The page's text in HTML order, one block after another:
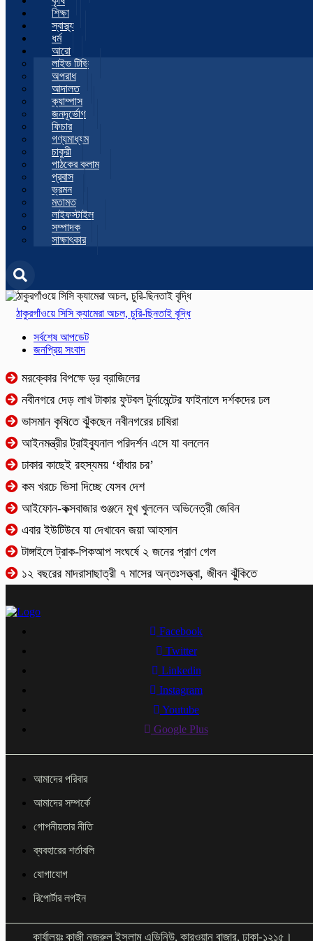
শিক্ষা
স্বাস্থ্য
ধর্ম
আরো
লাইভ টিভি
অপরাধ
আদালত
ক্যাম্পাস
জনদূর্ভোগ
ফিচার
গণ্যমাধ্যম
চাকুরী
পাঠকের কলাম
প্রবাস
ভ্রমন
মতামত
লাইফস্টাইল
সম্পাদক
সাক্ষাৎকার
ঠাকুরগাঁওয়ে সিসি ক্যামেরা অচল, চুরি-ছিনতাই বৃদ্ধি
সর্বশেষ আপডেট
জনপ্রিয় সংবাদ
মরক্কোর বিপক্ষে ড্র ব্রাজিলের
নবীনগরে দেড় লাখ টাকার ফুটবল টুর্নামেন্টের ফাইনালে দর্শকদের ঢল
ভাসমান কৃষিতে ঝুঁকছেন নবীনগরের চাষিরা
আইনমন্ত্রীর ট্রাইব্যুনাল পরিদর্শন এসে যা বললেন
ঢাকার কাছেই রহস্যময় ‘ধাঁধার চর’
কম খরচে ভিসা দিচ্ছে যেসব দেশ
আইফোন-কক্সবাজার গুঞ্জনে মুখ খুললেন অভিনেত্রী জেবিন
এবার ইউটিউবে যা দেখাবেন জয়া আহসান
টাঙ্গাইলে ট্রাক-পিকআপ সংঘর্ষে ২ জনের প্রাণ গেল
১২ বছরের মাদরাসাছাত্রী ৭ মাসের অন্তঃসত্ত্বা, জীবন ঝুঁকিতে
Facebook
Twitter
Linkedin
Instagram
Youtube
Google Plus
আমাদের পরিবার
আমাদের সম্পর্কে
গোপনীয়তার নীতি
ব্যবহারের শর্তাবলি
যোগাযোগ
রিপোর্টার লগইন
কার্যালয়ঃ কাজী নজরুল ইসলাম এভিনিউ, কারওয়ান বাজার, ঢাকা-১২১৫।